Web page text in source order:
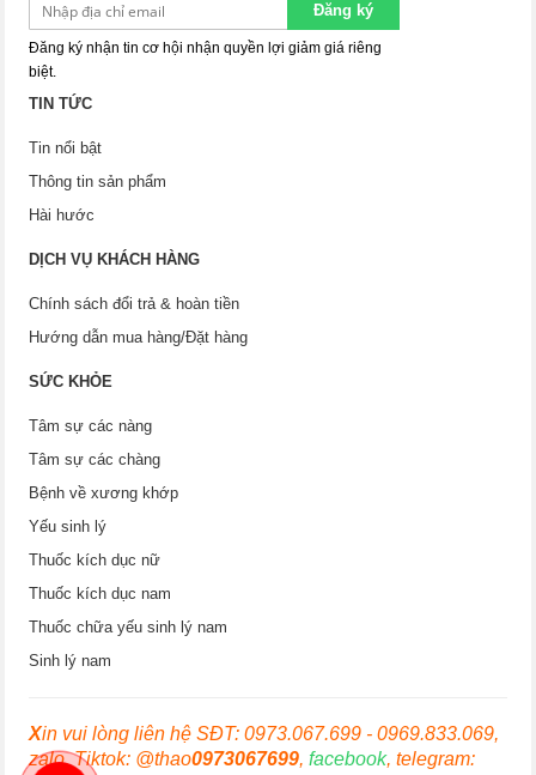
Đăng ký
Đăng ký nhận tin cơ hội nhận quyền lợi giảm giá riêng
biệt.
TIN TỨC
Tin nổi bật
Thông tin sản phẩm
Hài hước
DỊCH VỤ KHÁCH HÀNG
Chính sách đổi trả & hoàn tiền
Hướng dẫn mua hàng/Đặt hàng
SỨC KHỎE
Tâm sự các nàng
Tâm sự các chàng
Bệnh về xương khớp
Yếu sinh lý
Thuốc kích dục nữ
Thuốc kích dục nam
Thuốc chữa yếu sinh lý nam
Sinh lý nam
Xin vui lòng liên hệ SĐT: 0973.067.699 - 0969.833.069,
zalo, Tiktok: @thao0973067699,facebook, telegram: